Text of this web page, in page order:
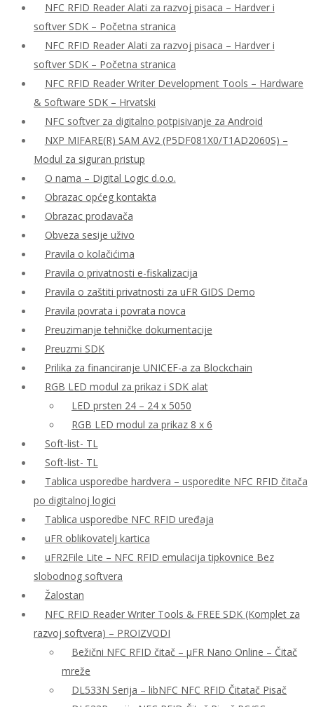
NFC RFID Reader Alati za razvoj pisaca – Hardver i
softver SDK – Početna stranica
NFC RFID Reader Alati za razvoj pisaca – Hardver i
softver SDK – Početna stranica
NFC RFID Reader Writer Development Tools – Hardware
& Software SDK – Hrvatski
NFC softver za digitalno potpisivanje za Android
NXP MIFARE(R) SAM AV2 (P5DF081X0/T1AD2060S) –
Modul za siguran pristup
O nama – Digital Logic d.o.o.
Obrazac općeg kontakta
Obrazac prodavača
Obveza sesije uživo
Pravila o kolačićima
Pravila o privatnosti e-fiskalizacija
Pravila o zaštiti privatnosti za uFR GIDS Demo
Pravila povrata i povrata novca
Preuzimanje tehničke dokumentacije
Preuzmi SDK
Prilika za financiranje UNICEF-a za Blockchain
RGB LED modul za prikaz i SDK alat
LED prsten 24 – 24 x 5050
RGB LED modul za prikaz 8 x 6
Soft-list- TL
Soft-list- TL
Tablica usporedbe hardvera – usporedite NFC RFID čitača
po digitalnoj logici
Tablica usporedbe NFC RFID uređaja
uFR oblikovatelj kartica
uFR2File Lite – NFC RFID emulacija tipkovnice Bez
slobodnog softvera
Žalostan
NFC RFID Reader Writer Tools & FREE SDK (Komplet za
razvoj softvera) – PROIZVODI
Bežični NFC RFID čitač – μFR Nano Online – Čitač
mreže
DL533N Serija – libNFC NFC RFID Čitatač Pisač